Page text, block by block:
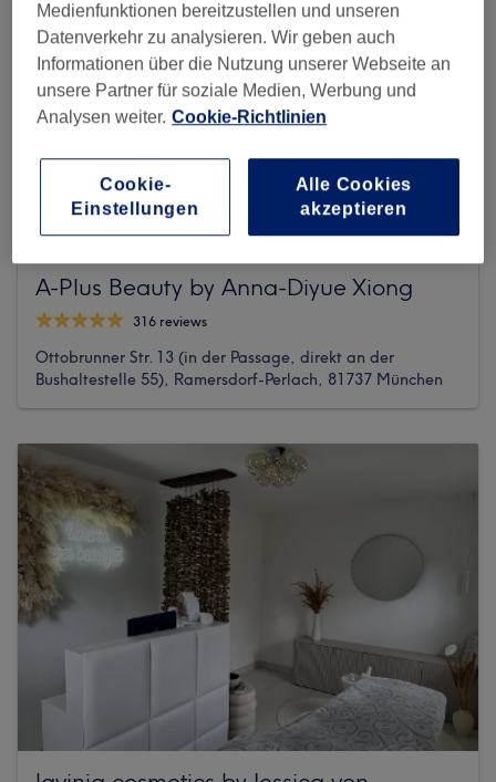
A-Plus Beauty by Anna-Diyue Xiong
316 reviews
Ottobrunner Str. 13 (in der Passage, direkt an der
Bushaltestelle 55), Ramersdorf-Perlach, 81737 München
Medienfunktionen bereitzustellen und unseren
Datenverkehr zu analysieren. Wir geben auch
Informationen über die Nutzung unserer Webseite an
unsere Partner für soziale Medien, Werbung und
Analysen weiter. Cookie-Richtlinien
Cookie-
Einstellungen
Alle Cookies
akzeptieren